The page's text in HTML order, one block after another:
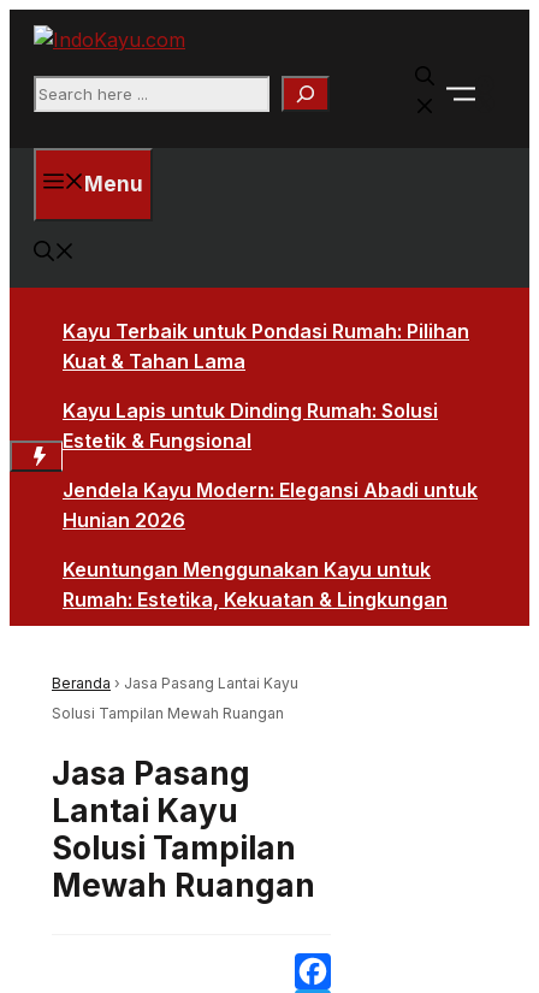
Skip
content
Search
X
Menu
Kayu Terbaik untuk Pondasi Rumah: Pilihan
Kuat & Tahan Lama
Kayu Lapis untuk Dinding Rumah: Solusi
Estetik & Fungsional
Jendela Kayu Modern: Elegansi Abadi untuk
Hunian 2026
Keuntungan Menggunakan Kayu untuk
Rumah: Estetika, Kekuatan & Lingkungan
Beranda › Jasa Pasang Lantai Kayu
Solusi Tampilan Mewah Ruangan
Jasa Pasang
Lantai Kayu
Solusi Tampilan
Mewah Ruangan